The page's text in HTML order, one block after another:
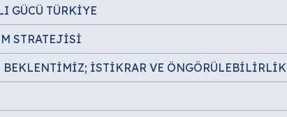
GÜCÜ TÜRKİYE
STRATEJİSİ
İSTİKRAR VE ÖNGÖRÜLEBİLİRLİK